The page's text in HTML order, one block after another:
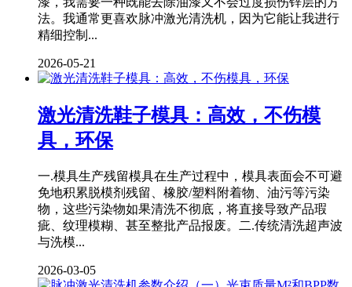
法。我通常更喜欢脉冲激光清洗机，因为它能让我进行
精细控制...
2026-05-21
激光清洗鞋子模具：高效，不伤模
具，环保
一.模具生产残留模具在生产过程中，模具表面会不可避
免地积累脱模剂残留、橡胶/塑料附着物、油污等污染
物，这些污染物如果清洗不彻底，将直接导致产品瑕
疵、纹理模糊、甚至整批产品报废。二.传统清洗超声波
与洗模...
2026-03-05